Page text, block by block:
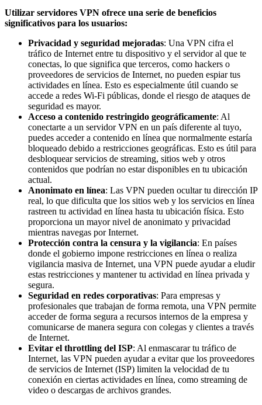
Utilizar servidores VPN ofrece una serie de beneficios
significativos para los usuarios:
Privacidad y seguridad mejoradas: Una VPN cifra el
tráfico de Internet entre tu dispositivo y el servidor al que te
conectas, lo que significa que terceros, como hackers o
proveedores de servicios de Internet, no pueden espiar tus
actividades en línea. Esto es especialmente útil cuando se
accede a redes Wi-Fi públicas, donde el riesgo de ataques de
seguridad es mayor.
Acceso a contenido restringido geográficamente: Al
conectarte a un servidor VPN en un país diferente al tuyo,
puedes acceder a contenido en línea que normalmente estaría
bloqueado debido a restricciones geográficas. Esto es útil para
desbloquear servicios de streaming, sitios web y otros
contenidos que podrían no estar disponibles en tu ubicación
actual.
Anonimato en línea: Las VPN pueden ocultar tu dirección IP
real, lo que dificulta que los sitios web y los servicios en línea
rastreen tu actividad en línea hasta tu ubicación física. Esto
proporciona un mayor nivel de anonimato y privacidad
mientras navegas por Internet.
Protección contra la censura y la vigilancia: En países
donde el gobierno impone restricciones en línea o realiza
vigilancia masiva de Internet, una VPN puede ayudar a eludir
estas restricciones y mantener tu actividad en línea privada y
segura.
Seguridad en redes corporativas: Para empresas y
profesionales que trabajan de forma remota, una VPN permite
acceder de forma segura a recursos internos de la empresa y
comunicarse de manera segura con colegas y clientes a través
de Internet.
Evitar el throttling del ISP: Al enmascarar tu tráfico de
Internet, las VPN pueden ayudar a evitar que los proveedores
de servicios de Internet (ISP) limiten la velocidad de tu
conexión en ciertas actividades en línea, como streaming de
video o descargas de archivos grandes.